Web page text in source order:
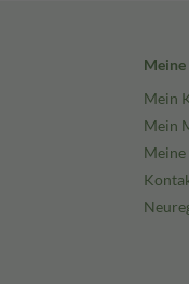
Mein
Mein
Meine